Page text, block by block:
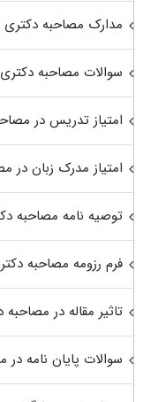
مدارک مصاحبه دکتری
سوالات مصاحبه دکتری
امتیاز تدریس در
امتیاز مدرک زبان در
توصیه نامه مصاحبه
فرم رزومه مصاحبه
تاثیر مقاله در مصاحبه
سوالات پایان نامه